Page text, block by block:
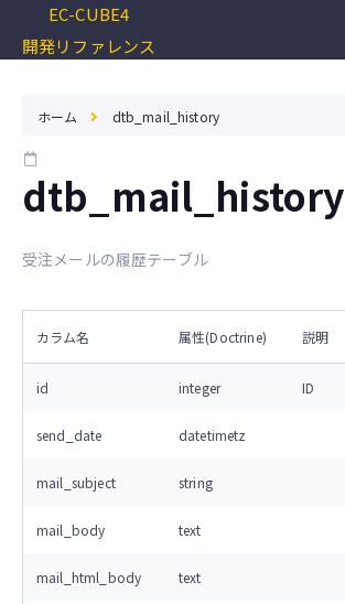
EC-CUBE4
開発リファレンス
ホーム dtb_mail_history
dtb_mail_history
受注メールの履歴テーブル
カラム名 属性(Doctrine) 説明
id integer ID
send_date datetimetz
mail_subject string
mail_body text
mail_html_body text